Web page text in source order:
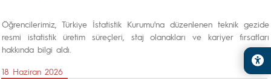
Öğrencilerimiz, Türkiye İstatistik Kurumu'na düzenlenen teknik gezide
resmi istatistik üretim süreçleri, staj olanakları ve kariyer fırsatları
hakkında bilgi aldı.
18 Haziran 2026